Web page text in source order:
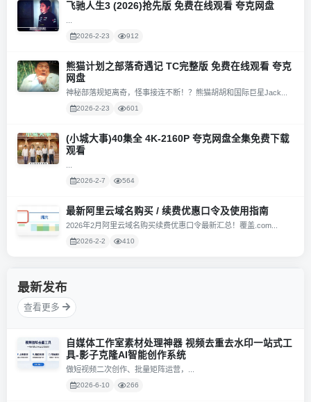
飞驰人生3 (2026)抢先版 免费在线观看 夸克网盘
2026-2-23 912
熊猫计划之部落奇遇记 TC完整版 免费在线观看 夸克
网盘
神秘部落规矩离奇，怪事接连不断！？熊猫胡胡和国际巨星Jack...
2026-2-23 601
(小城大事)40集全 4K-2160P 夸克网盘全集免费下载
观看
2026-2-7 564
最新阿里云域名购买 / 续费优惠口令及使用指南
2026年2月阿里云域名购买续费优惠口令最新汇总！覆盖.com...
2026-2-2 410
最新发布
查看更多
自媒体工作室素材处理神器 视频去重去水印一站式工
具-影子克隆AI智能创作系统
做短视频二次创作、批量矩阵运营，...
2026-6-10 266